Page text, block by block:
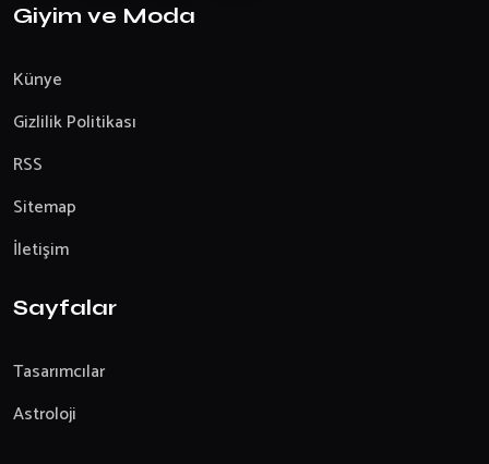
Giyim ve Moda
Künye
Gizlilik Politikası
RSS
Sitemap
İletişim
Sayfalar
Tasarımcılar
Astroloji